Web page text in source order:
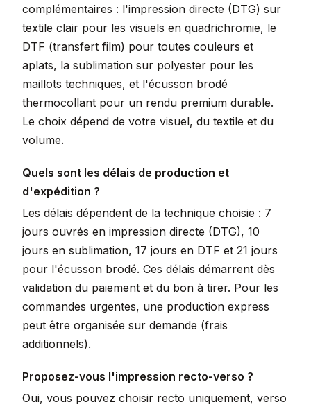
complémentaires : l'impression directe (DTG) sur
textile clair pour les visuels en quadrichromie, le
DTF (transfert film) pour toutes couleurs et
aplats, la sublimation sur polyester pour les
maillots techniques, et l'écusson brodé
thermocollant pour un rendu premium durable.
Le choix dépend de votre visuel, du textile et du
volume.
Quels sont les délais de production et
d'expédition ?
Les délais dépendent de la technique choisie : 7
jours ouvrés en impression directe (DTG), 10
jours en sublimation, 17 jours en DTF et 21 jours
pour l'écusson brodé. Ces délais démarrent dès
validation du paiement et du bon à tirer. Pour les
commandes urgentes, une production express
peut être organisée sur demande (frais
additionnels).
Proposez-vous l'impression recto-verso ?
Oui, vous pouvez choisir recto uniquement, verso